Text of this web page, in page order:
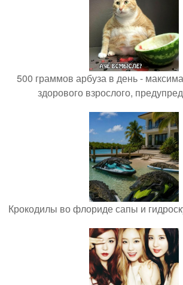
500 граммов арбуза в день -
здорового взрослого,
Крокодилы во флориде сапы и